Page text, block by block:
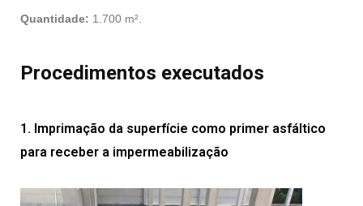
Quantidade: 1.700 m².
Procedimentos executados
1. Imprimação da superfície como primer asfáltico
para receber a impermeabilização